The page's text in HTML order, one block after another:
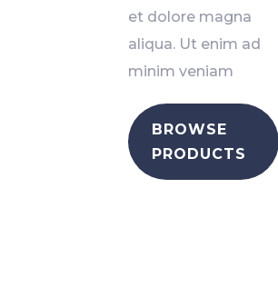
et dolore magna
aliqua. Ut enim ad
minim veniam
BROWSE
PRODUCTS